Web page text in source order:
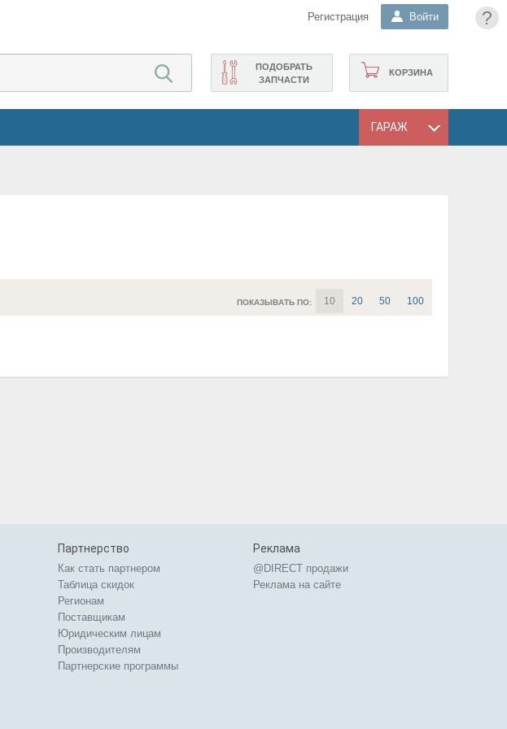
?
Регистрация Войти
КОРЗИНА
ПОДОБРАТЬ
ЗАПЧАСТИ
ГАРАЖ
ПОКАЗЫВАТЬ ПО: 10 20 50 100
Партнерство
Как стать партнером
Таблица скидок
Регионам
Поставщикам
Юридическим лицам
Производителям
Партнерские программы
Реклама
@DIRECT продажи
Реклама на сайте